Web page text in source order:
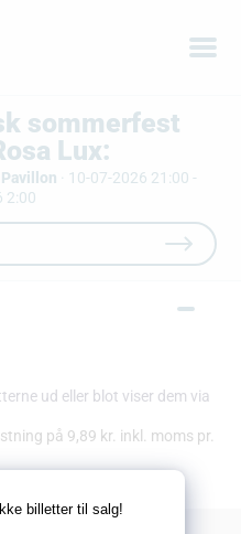
sommerfest
Lux:
· 10-07-2026 21:00 -
2:00
ud eller blot viser dem via
på 9,89 kr. inkl. moms pr.
billetter til salg!